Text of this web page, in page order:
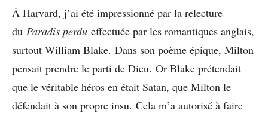
À Harvard, j’ai été impressionné par la relecture
du Paradis perdu effectuée par les romantiques anglais,
surtout William Blake. Dans son poème épique, Milton
pensait prendre le parti de Dieu. Or Blake prétendait
que le véritable héros en était Satan, que Milton le
défendait à son propre insu. Cela m’a autorisé à faire